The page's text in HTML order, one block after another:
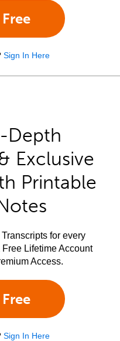
Sign In Here
Depth
Exclusive
Printable
for every
Lifetime Account
Access.
Sign In Here